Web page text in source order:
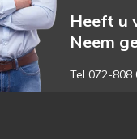
Heeft u
Neem
Tel 072-